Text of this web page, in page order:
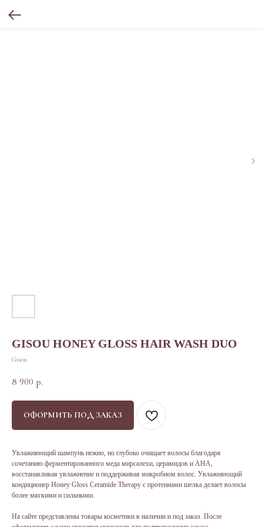
GISOU HONEY GLOSS HAIR WASH DUO
Gisou
8 900 р.
ОФОРМИТЬ ПОД ЗАКАЗ
Увлажняющий шампунь нежно, но глубоко очищает волосы благодаря
сочетанию ферментированного меда мирсалехи, церамидов и АНА,
восстанавливая увлажнение и поддерживая микробиом волос. Увлажняющий
кондиционер Honey Gloss Ceramide Therapy с протеинами шелка делает волосы
более мягкими и сильными.
На сайте представлены товары косметики в наличии и под заказ. После